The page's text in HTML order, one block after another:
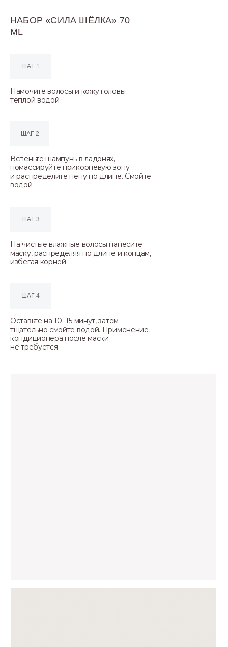
НАБОР «СИЛА ШЁЛКА» 70
ML
Намочите волосы и кожу головы
тёплой водой
ШАГ 1
Вспеньте шампунь в ладонях,
помассируйте прикорневую зону
и распределите пену по длине. Смойте
водой
ШАГ 2
На чистые влажные волосы нанесите
маску, распределяя по длине и концам,
избегая корней
ШАГ 3
Оставьте на 10−15 минут, затем
тщательно смойте водой. Применение
кондиционера после маски
не требуется
ШАГ 4